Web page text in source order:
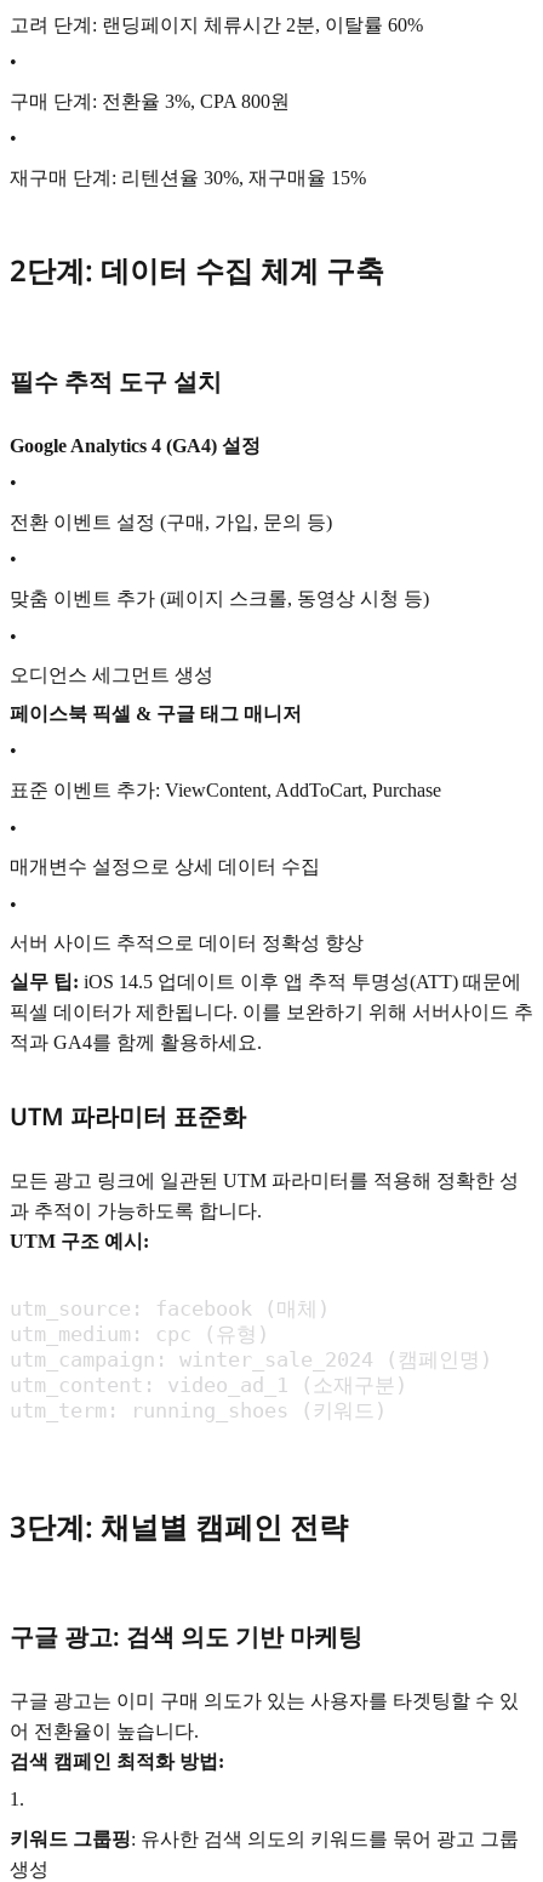
고려 단계: 랜딩페이지 체류시간 2분, 이탈률 60%
•
구매 단계: 전환율 3%, CPA 800원
•
재구매 단계: 리텐션율 30%, 재구매율 15%
2단계: 데이터 수집 체계 구축
필수 추적 도구 설치
Google Analytics 4 (GA4) 설정
•
전환 이벤트 설정 (구매, 가입, 문의 등)
•
맞춤 이벤트 추가 (페이지 스크롤, 동영상 시청 등)
•
오디언스 세그먼트 생성
페이스북 픽셀 & 구글 태그 매니저
•
표준 이벤트 추가: ViewContent, AddToCart, Purchase
•
매개변수 설정으로 상세 데이터 수집
•
서버 사이드 추적으로 데이터 정확성 향상
실무 팁: iOS 14.5 업데이트 이후 앱 추적 투명성(ATT) 때문에
픽셀 데이터가 제한됩니다. 이를 보완하기 위해 서버사이드 추
적과 GA4를 함께 활용하세요.
UTM 파라미터 표준화
모든 광고 링크에 일관된 UTM 파라미터를 적용해 정확한 성
과 추적이 가능하도록 합니다.
UTM 구조 예시:
utm_source: facebook (매체)
utm_medium: cpc (유형)
utm_campaign: winter_sale_2024 (캠페인명)
utm_content: video_ad_1 (소재구분)
utm_term: running_shoes (키워드)
3단계: 채널별 캠페인 전략
구글 광고: 검색 의도 기반 마케팅
구글 광고는 이미 구매 의도가 있는 사용자를 타겟팅할 수 있
어 전환율이 높습니다.
검색 캠페인 최적화 방법:
1 .
키워드 그룹핑: 유사한 검색 의도의 키워드를 묶어 광고 그룹
생성